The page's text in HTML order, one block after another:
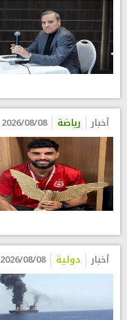
أخبار رياضة 2026/08/08 14:50
أخبار دولية 2026/08/08 14:31